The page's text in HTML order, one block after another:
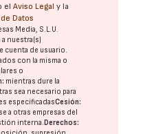
elAviso Legal y la
Datos
Media, S.L.U.
nuestra(s)
de usuario.
con la misma o
o
mientras dure la
sea necesario para
especificadasCesión:
a otras empresas del
interna.Derechos: